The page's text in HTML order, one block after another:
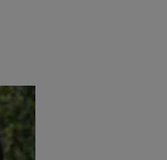
de Prof. Dra. Cristina